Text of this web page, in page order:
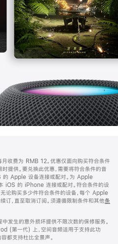
月收费为 RMB 12。优惠仅面向购买符合条件
供。要兑换此优惠，需要将符合条件的音
Apple 设备连接或配对。为 Apple
iOS 的 iPhone 连接或配对。符合条件的设
论购买多少件符合条件的设备，每个 Apple
订，直至取消订阅。须遵循限制条件和其他条
生的意外损坏提供不限次数的保修服务。
(第一代) 上，空间音频适用于支持此功
都支持杜比全景声。